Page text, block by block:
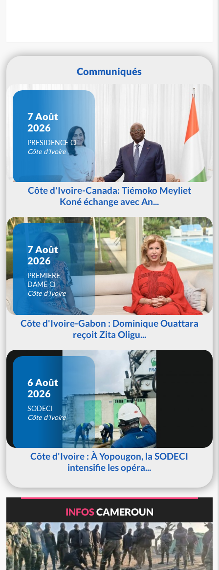
Communiqués
7 Août
2026
PRESIDENCE CI
Côte d'Ivoire
Côte d'Ivoire-Canada: Tiémoko Meyliet
Koné échange avec An...
7 Août
2026
PREMIERE
DAME CI
Côte d'Ivoire
Côte d'Ivoire-Gabon : Dominique Ouattara
reçoit Zita Oligu...
6 Août
2026
SODECI
Côte d'Ivoire
Côte d'Ivoire : À Yopougon, la SODECI
intensifie les opéra...
INFOSCAMEROUN